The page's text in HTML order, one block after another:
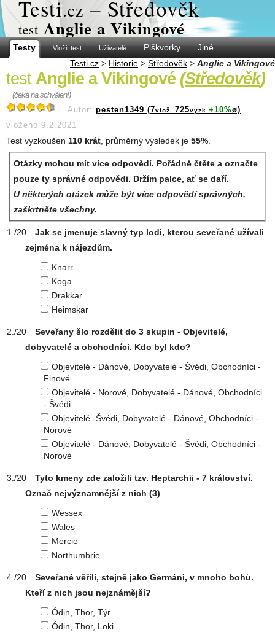
Testi.cz – Středověk
test Anglie a Vikingové
Testy Vložit test Uživatelé Piškvorky
Jiné
Testi.cz > Historie > Středověk > Anglie a Vikingové
test Anglie a Vikingové (Středověk)
(čeká na schválení)
Autor: pesten1349 (7vlož. 725vyzk.+10%ø) ...
vloženo 9.2.2021
Test vyzkoušen 110 krát, průměrný výsledek je 55%.
Otázky mohou mít více odpovědí. Pořádně čtěte a označte
pouze ty správné odpovědi. Držím palce, ať se daří.
U některých otázek může být více odpovědí správných,
zaškrtněte všechny.
Jak se jmenuje slavný typ lodi, kterou seveřané užívali
zejména k nájezdům.
Knarr
Koga
Drakkar
Heimskar
Seveřany šlo rozdělit do 3 skupin - Objevitelé,
dobyvatelé a obchodníci. Kdo byl kdo?
Objevitelé - Dánové, Dobyvatelé - Švédi, Obchodníci -
Finové
Objevitelé - Norové, Dobyvatelé - Dánové, Obchodníci
- Švédi
Objevitelé -Švédi, Dobyvatelé - Dánové, Obchodníci -
Norové
Objevitelé - Dánové, Dobyvatelé - Švédi, Obchodníci -
Norové
Tyto kmeny zde založili tzv. Heptarchii - 7 království.
Označ nejvýznamnější z nich (3)
Wessex
Wales
Mercie
Northumbrie
Seveřané věřili, stejně jako Germáni, v mnoho bohů.
Kteří z nich jsou nejznámější?
Ódin, Thor, Týr
Ódin, Thor, Loki